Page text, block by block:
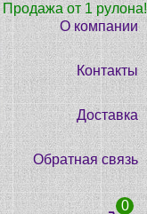
Продажа от 1 рулона!
О компании
Контакты
Доставка
Обратная связь
0